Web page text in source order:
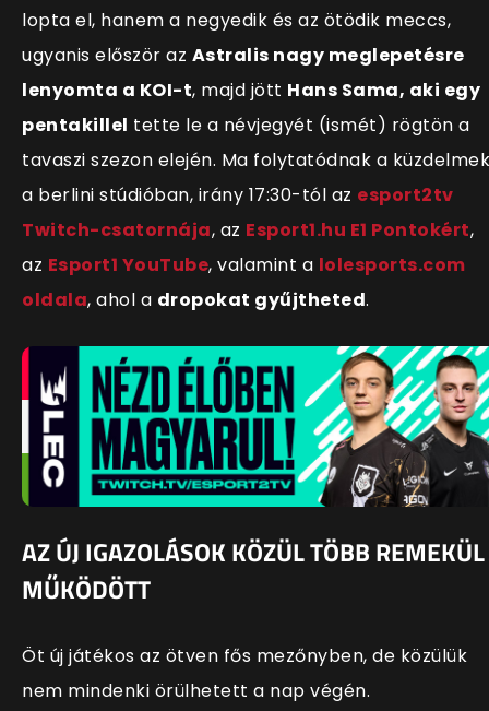
lopta el, hanem a negyedik és az ötödik meccs,
ugyanis először az Astralis nagy meglepetésre
lenyomta a KOI-t, majd jött Hans Sama, aki egy
pentakillel tette le a névjegyét (ismét) rögtön a
tavaszi szezon elején. Ma folytatódnak a küzdelmek
a berlini stúdióban, irány 17:30-tól az esport2tv
Twitch-csatornája, az Esport1.hu E1 Pontokért,
az Esport1 YouTube, valamint a lolesports.com
oldala, ahol a dropokat gyűjtheted.
AZ ÚJ IGAZOLÁSOK KÖZÜL TÖBB REMEKÜL
MŰKÖDÖTT
Öt új játékos az ötven fős mezőnyben, de közülük
nem mindenki örülhetett a nap végén.